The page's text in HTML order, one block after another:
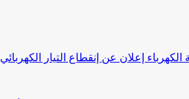
إعلان عن إنقطاع التيار الكهربائي